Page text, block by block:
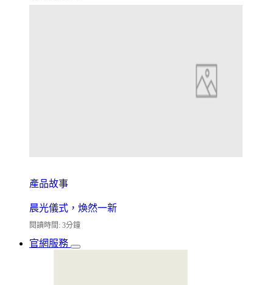
產品故事
晨光儀式，煥然一新
閱讀時間: 3分鐘
官網服務